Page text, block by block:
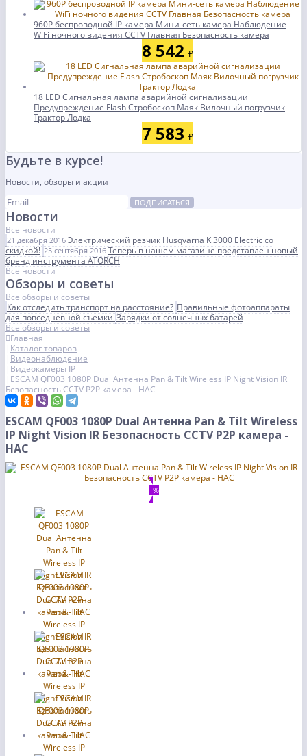
960P беспроводной IP камера Мини-сеть камера Наблюдение
WiFi ночного видения CCTV Главная Безопасность камера
8 542 ₽
18 LED Сигнальная лампа аварийной сигнализации
Предупреждение Flash Стробоскоп Маяк Вилочный погрузчик
Трактор Лодка
7 583 ₽
Будьте в курсе!
Новости, обзоры и акции
ПОДПИСАТЬСЯ
Новости
Все новости
21 декабря 2016 Электрический резчик Husqvarna K 3000 Electric со
скидкой! 25 сентября 2016 Теперь в нашем магазине представлен новый
бренд инструмента ATORCH
Все новости
Обзоры и советы
Все обзоры и советы
Как отследить транспорт на расстояние? Правильные фотоаппараты
для повседневной съемкиЗарядки от солнечных батарей
Все обзоры и советы
Главная
Каталог товаров
Видеонаблюдение
Видеокамеры IP
ESCAM QF003 1080P Dual Антенна Pan & Tilt Wireless IP Night Vision IR
Безопасность CCTV P2P камера - НАС
ESCAM QF003 1080P Dual Антенна Pan & Tilt Wireless
IP Night Vision IR Безопасность CCTV P2P камера -
НАС
%